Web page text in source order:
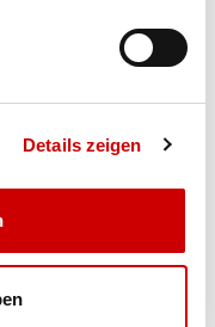
Details zeigen